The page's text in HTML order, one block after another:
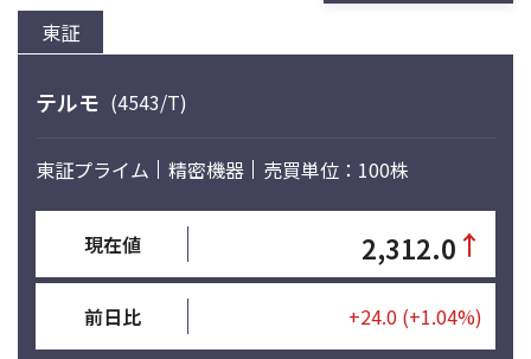
東証
テルモ (4543/T)
東証プライム 精密機器 売買単位：100株
現在値 2,312.0 ↑
前日比 +24.0 (+1.04%)